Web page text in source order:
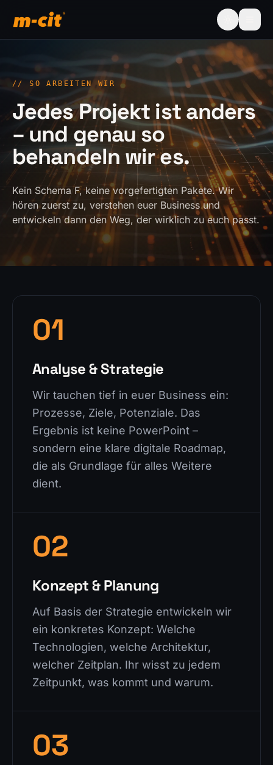
//SO ARBEITEN WIR
Jedes Projekt ist anders
– und genau so
behandeln wir es.
Kein Schema F, keine vorgefertigten Pakete. Wir
hören zuerst zu, verstehen euer Business und
entwickeln dann den Weg, der wirklich zu euch passt.
01
Analyse & Strategie
Wir tauchen tief in euer Business ein:
Prozesse, Ziele, Potenziale. Das
Ergebnis ist keine PowerPoint –
sondern eine klare digitale Roadmap,
die als Grundlage für alles Weitere
dient.
02
Konzept & Planung
Auf Basis der Strategie entwickeln wir
ein konkretes Konzept: Welche
Technologien, welche Architektur,
welcher Zeitplan. Ihr wisst zu jedem
Zeitpunkt, was kommt und warum.
03